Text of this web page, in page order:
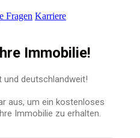
Fragen Karriere